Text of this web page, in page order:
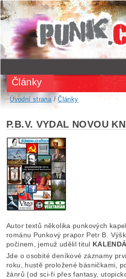
Články
Úvodní strana/Články
P.B.V. VYDAL NOVOU
Autor textů několika punkových
románu Punkový prapor Petr B.
počinem, jemuž udělil titul
Jde o osobité deníkové záznamy
roku, hustě proložené básničkami,
žánrů (od sci-fi přes fantasy,